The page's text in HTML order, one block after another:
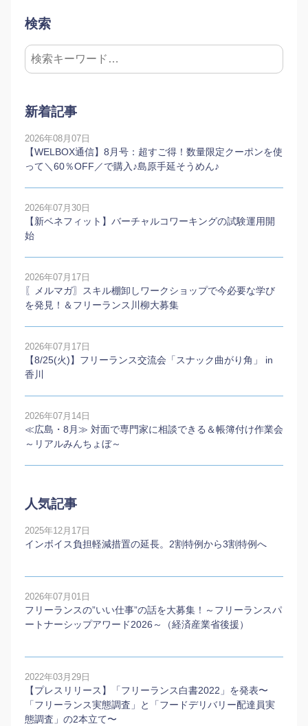
検索
新着記事
2026年08月07日
【WELBOX通信】8月号：超すご得！数量限定クーポンを使
って＼60％OFF／で購入♪島原手延そうめん♪
2026年07月30日
【新ベネフィット】バーチャルコワーキングの試験運用開
始
2026年07月17日
〖メルマガ〗スキル棚卸しワークショップで今必要な学び
を発見！＆フリーランス川柳大募集
2026年07月17日
【8/25(火)】フリーランス交流会「スナック曲がり角」 in
香川
2026年07月14日
≪広島・8月≫ 対面で専門家に相談できる＆帳簿付け作業会
～リアルみんちょぼ～
人気記事
2025年12月17日
インボイス負担軽減措置の延長。2割特例から3割特例へ
2026年07月01日
フリーランスの”いい仕事”の話を大募集！～フリーランスパ
ートナーシップアワード2026～（経済産業省後援）
2022年03月29日
【プレスリリース】「フリーランス白書2022」を発表〜
「フリーランス実態調査」と「フードデリバリー配達員実
態調査」の2本⽴て〜